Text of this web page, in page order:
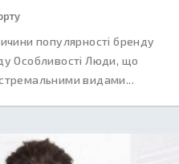
популярності бренду
Особливості Люди, що
видами...